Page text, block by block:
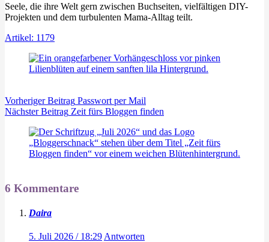
Seele, die ihre Welt gern zwischen Buchseiten, vielfältigen DIY-
Projekten und dem turbulenten Mama-Alltag teilt.
Artikel: 1179
VorherigerBeitrag Passwort per Mail
NächsterBeitrag Zeit fürs Bloggen finden
6 Kommentare
Daira
5. Juli 2026 / 18:29 Antworten